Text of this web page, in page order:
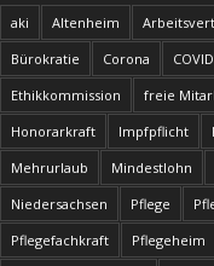
aki Altenheim
Bürokratie
Corona COVID
Ethikkommission
freie
Honorarkraft
Impfpflicht
Mehrurlaub
Mindestlohn
Niedersachsen
Pflege
Pflegefachkraft
Pflegeheim